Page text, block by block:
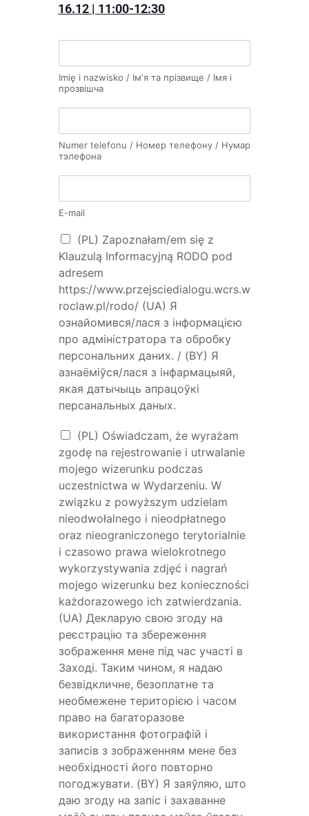
16.12 | 11:00-12:30
Imię i nazwisko / Ім'я та прізвище / Імя і
прозвішча
Numer telefonu / Номер телефону / Нумар
тэлефона
E-mail
(PL) Zapoznałam/em się z
Klauzulą Informacyjną RODO pod
adresem
https://www.przejsciedialogu.wcrs.w
roclaw.pl/rodo/ (UA) Я
ознайомився/лася з інформацією
про адміністратора та обробку
персональних даних. / (BY) Я
азнаёміўся/лася з інфармацыяй,
якая датычыць апрацоўкі
персанальных даных.
(PL) Oświadczam, że wyrażam
zgodę na rejestrowanie i utrwalanie
mojego wizerunku podczas
uczestnictwa w Wydarzeniu. W
związku z powyższym udzielam
nieodwołalnego i nieodpłatnego
oraz nieograniczonego terytorialnie
i czasowo prawa wielokrotnego
wykorzystywania zdjęć i nagrań
mojego wizerunku bez konieczności
każdorazowego ich zatwierdzania.
(UA) Декларую свою згоду на
реєстрацію та збереження
зображення мене під час участі в
Заході. Таким чином, я надаю
безвідкличне, безоплатне та
необмежене територією і часом
право на багаторазове
використання фотографій і
записів з зображенням мене без
необхідності його повторно
погоджувати. (BY) Я заяўляю, што
даю згоду на запіс і захаванне